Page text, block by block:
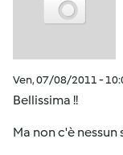
Ven, 07/08/2011 -
Bellissima !!
Ma non c'è